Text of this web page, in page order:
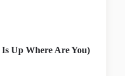
Up Where Are You)